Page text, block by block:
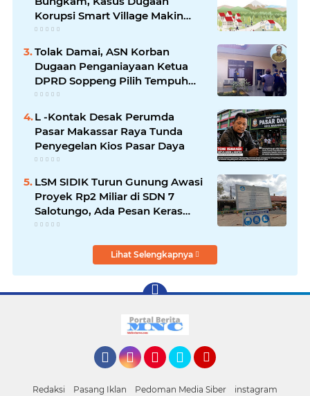
Korupsi Smart Village Makin
Jadi Sorotan
Tolak Damai, ASN Korban
Dugaan Penganiayaan Ketua
DPRD Soppeng Pilih Tempuh
Jalur Hukum
L -Kontak Desak Perumda
Pasar Makassar Raya Tunda
Penyegelan Kios Pasar Daya
LSM SIDIK Turun Gunung Awasi
Proyek Rp2 Miliar di SDN 7
Salotungo, Ada Pesan Keras
untuk Pelaksana
Lihat Selengkapnya
Redaksi Pasang Iklan Pedoman Media Siber instagram